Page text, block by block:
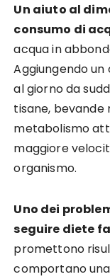
Un aiuto al
consumo di
acqua in
Aggiungendo
al giorno da
tisane, bevande
metabolismo
maggiore
organismo.
Uno dei
seguire diete
promettono
comportano